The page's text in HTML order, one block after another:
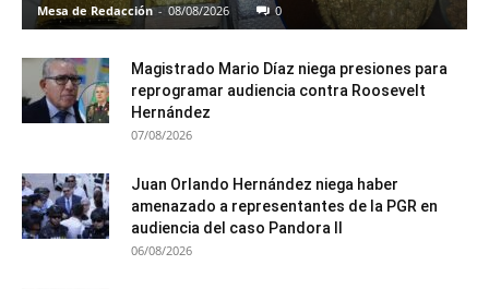
Mesa de Redacción - 08/08/2026 0
Magistrado Mario Díaz niega presiones para
reprogramar audiencia contra Roosevelt
Hernández
07/08/2026
Juan Orlando Hernández niega haber
amenazado a representantes de la PGR en
audiencia del caso Pandora II
06/08/2026